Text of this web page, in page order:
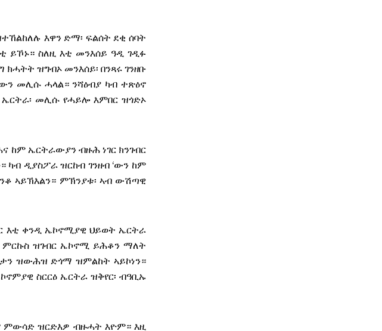
እዋን ድማ፡ ፍልሰት ደቂ ሰባት
ይኾኑ። ስለዚ እቲ መንእሰይ ዓዲ ገዲፉ
ዝግብኦ መንእሰይ፡ በንጻሩ ገንዘቡ
መሊሱ ሓላል። ንሻዕብያ ካብ ተጽዕኖ
ኤርትራ፡ መሊሱ የሓይሎ እምበር ዝጎድኦ
ከም ኤርትራውያን ብዙሕ ነገር ክንገብር
ካብ ዲያስፖራ ዝርከብ ገንዘብ ‘ውን ከም
ኣይኽእልን። ምኽንያቱ፡ ኣብ ውሽጣዊ
እቲ ቀንዲ ኤኮኖሚያዊ ህይወት ኤርትራ
ምርኩስ ዝገብር ኤኮኖሚ ይሕቆን ማለት
ዝውሕዝ ድጎማ ዝምልከት ኣይኮነን።
ስርርዕ ኤርትራ ዝቅየር፡ ብዓቢኡ
ምውሳድ ዝርድእዎ ብዙሓት እዮም። እዚ